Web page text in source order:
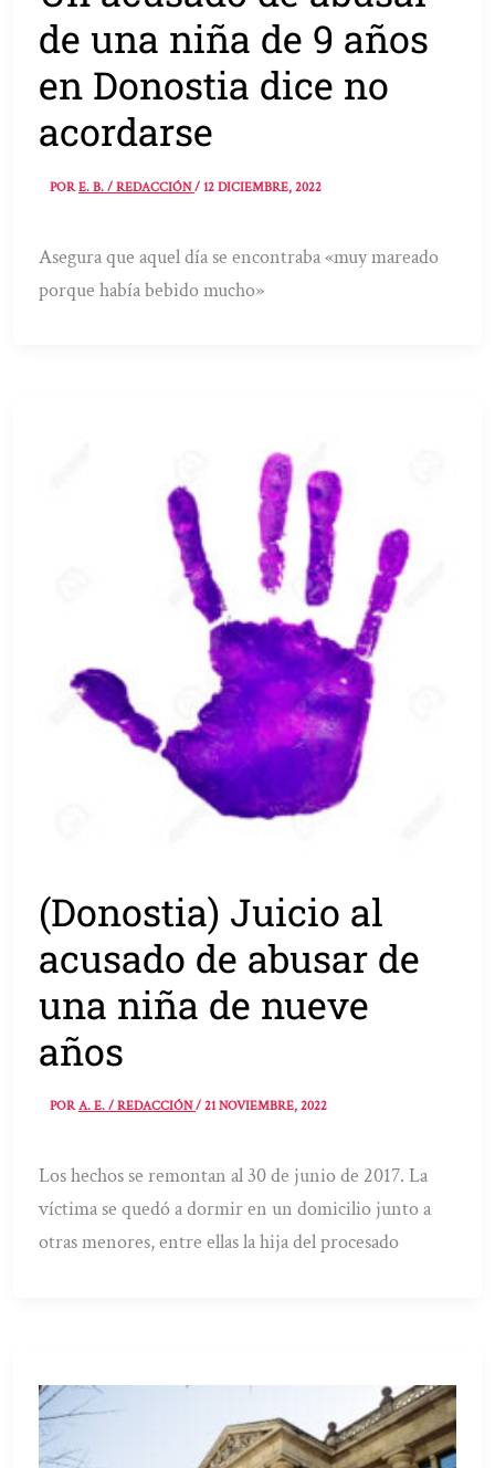
de una niña de 9 años
en Donostia dice no
acordarse
PORE. B. / REDACCIÓN/12 DICIEMBRE, 2022
Asegura que aquel día se encontraba «muy mareado
porque había bebido mucho»
(Donostia) Juicio al
acusado de abusar de
una niña de nueve
años
PORA. E. / REDACCIÓN/21 NOVIEMBRE, 2022
Los hechos se remontan al 30 de junio de 2017. La
víctima se quedó a dormir en un domicilio junto a
otras menores, entre ellas la hija del procesado